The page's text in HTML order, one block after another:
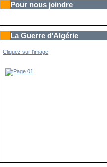
Pour nous joindre
La Guerre d'Algérie
Cliquez sur l'image